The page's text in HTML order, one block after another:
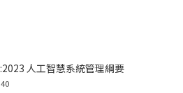
人工智慧系統管理綱要